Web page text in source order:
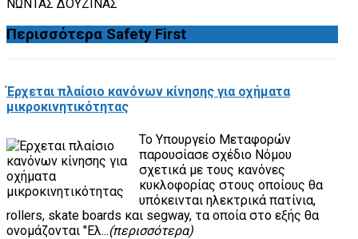
ΝΩΝΤΑΣ ΔΟΥΖΙΝΑΣ
Περισσότερα Safety First
Έρχεται πλαίσιο κανόνων κίνησης για οχήματα
μικροκινητικότητας
Το Υπουργείο Μεταφορών
παρουσίασε σχέδιο Νόμου
σχετικά με τους κανόνες
κυκλοφορίας στους οποίους θα
υπόκεινται ηλεκτρικά πατίνια,
rollers, skate boards και segway, τα οποία στο εξής θα
ονομάζονται "Ελ...(περισσότερα)